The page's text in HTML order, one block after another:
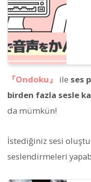
『Ondoku』 ile ses
birden fazla sesle
da mümkün!
İstediğiniz sesi
seslendirmeleri